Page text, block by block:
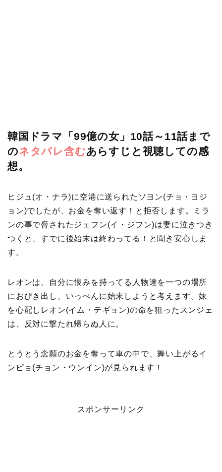
韓国ドラマ「99億の女」10話～11話まで
のネタバレ含むあらすじと視聴しての感
想。
ヒジュ(オ・ナラ)に空港に送られたソヨン(チョ・ヨジ
ョン)でしたが、お金を奪い返す！と拒否します。ミラ
ンの事で脅されたジェフン(イ・ジフン)は妻に泣きつき
つくと、すでに後始末は終わってる！と聞き安心しま
す。
レオンは、自分に恨みを持ってる人物達を一つの場所
におびき出し、いっぺんに始末しようと考えます。妹
を心配しレオン(イム・テギョン)の命を狙ったスンジェ
は、反対に撃たれ帰らぬ人に。
とうとう念願のお金を奪って車の中で、舞い上がるイ
ンピョ(チョン・ウンイン)が見られます！
スポンサーリンク